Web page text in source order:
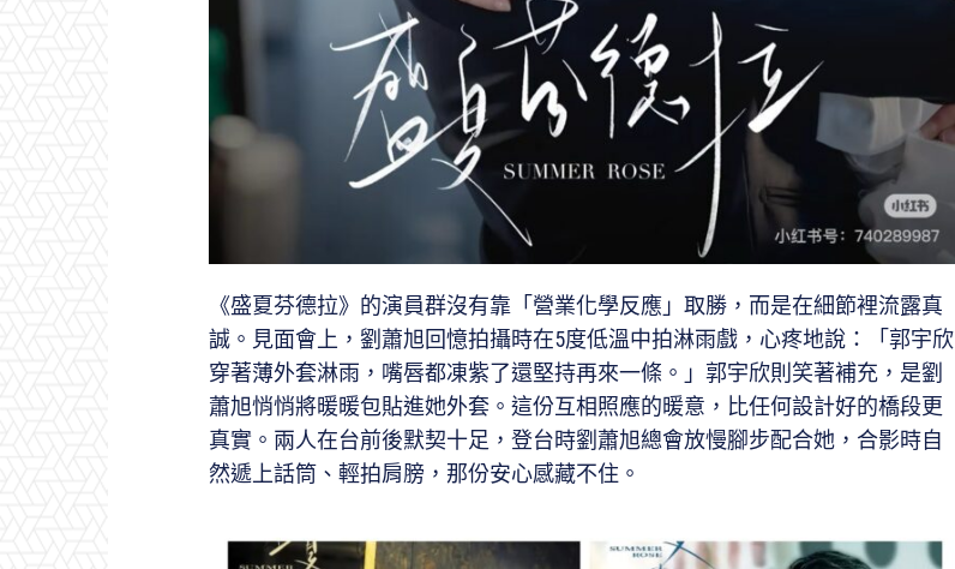
《盛夏芬德拉》的演員群沒有靠「營業化學反應」取勝，而是在細節裡流露真
誠。見面會上，劉蕭旭回憶拍攝時在5度低溫中拍淋雨戲，心疼地說：「郭宇欣
穿著薄外套淋雨，嘴唇都凍紫了還堅持再來一條。」郭宇欣則笑著補充，是劉
蕭旭悄悄將暖暖包貼進她外套。這份互相照應的暖意，比任何設計好的橋段更
真實。兩人在台前後默契十足，登台時劉蕭旭總會放慢腳步配合她，合影時自
然遞上話筒、輕拍肩膀，那份安心感藏不住。